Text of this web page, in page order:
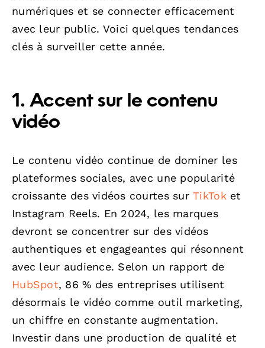
numériques et se connecter efficacement
avec leur public. Voici quelques tendances
clés à surveiller cette année.
1. Accent sur le contenu
vidéo
Le contenu vidéo continue de dominer les
plateformes sociales, avec une popularité
croissante des vidéos courtes surTikToket
Instagram Reels. En 2024, les marques
devront se concentrer sur des vidéos
authentiques et engageantes qui résonnent
avec leur audience. Selon un rapport de
HubSpot, 86 % des entreprises utilisent
désormais le vidéo comme outil marketing,
un chiffre en constante augmentation.
Investir dans une production de qualité et